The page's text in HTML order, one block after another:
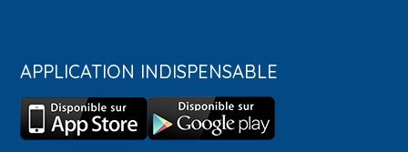
APPLICATION INDISPENSABLE